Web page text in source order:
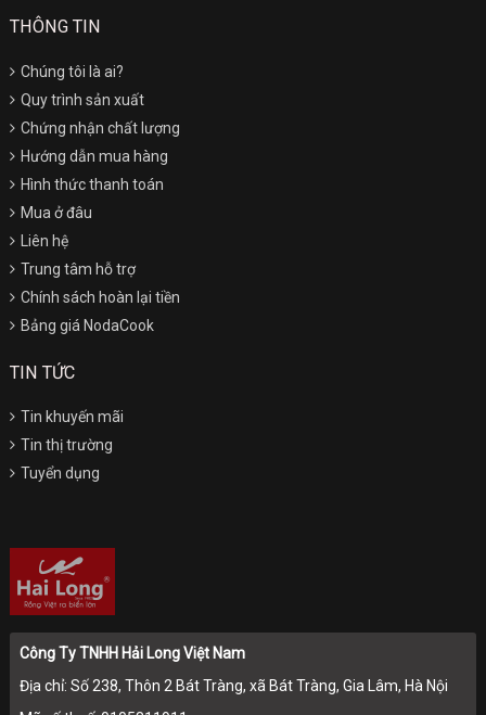
THÔNG TIN
Chúng tôi là ai?
Quy trình sản xuất
Chứng nhận chất lượng
Hướng dẫn mua hàng
Hình thức thanh toán
Mua ở đâu
Liên hệ
Trung tâm hỗ trợ
Chính sách hoàn lại tiền
Bảng giá NodaCook
TIN TỨC
Tin khuyến mãi
Tin thị trường
Tuyển dụng
Công Ty TNHH Hải Long Việt Nam
Địa chỉ: Số 238, Thôn 2 Bát Tràng, xã Bát Tràng, Gia Lâm, Hà Nội